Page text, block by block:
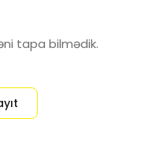
tapa bilmədik.